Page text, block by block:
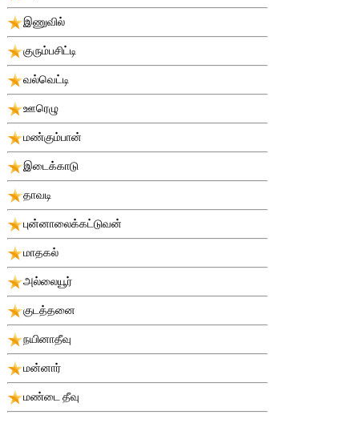
இணுவில்
குரும்பசிட்டி
வல்வெட்டி
ஊரெழு
மண்கும்பான்
இடைக்காடு
தாவடி
புன்னாலைக்கட்டுவன்
மாதகல்
அல்லையூர்
குடத்தனை
நயினாதீவு
மன்னார்
மண்டை தீவு